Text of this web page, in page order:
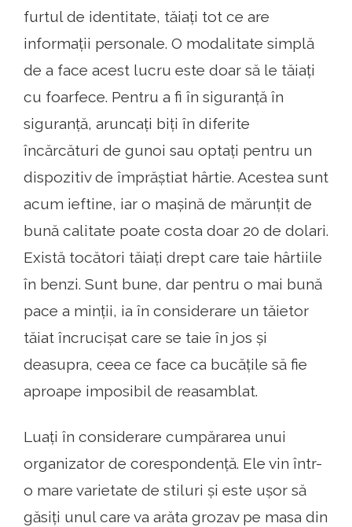
furtul de identitate, tăiați tot ce are
informații personale. O modalitate simplă
de a face acest lucru este doar să le tăiați
cu foarfece. Pentru a fi în siguranță în
siguranță, aruncați biți în diferite
încărcături de gunoi sau optați pentru un
dispozitiv de împrăștiat hârtie. Acestea sunt
acum ieftine, iar o mașină de mărunțit de
bună calitate poate costa doar 20 de dolari.
Există tocători tăiați drept care taie hârtiile
în benzi. Sunt bune, dar pentru o mai bună
pace a minții, ia în considerare un tăietor
tăiat încrucișat care se taie în jos și
deasupra, ceea ce face ca bucățile să fie
aproape imposibil de reasamblat.
Luați în considerare cumpărarea unui
organizator de corespondență. Ele vin într-
o mare varietate de stiluri și este ușor să
găsiți unul care va arăta grozav pe masa din